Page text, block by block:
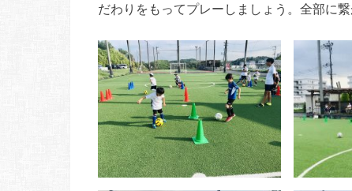
だわりをもってプレーしましょう。全部に